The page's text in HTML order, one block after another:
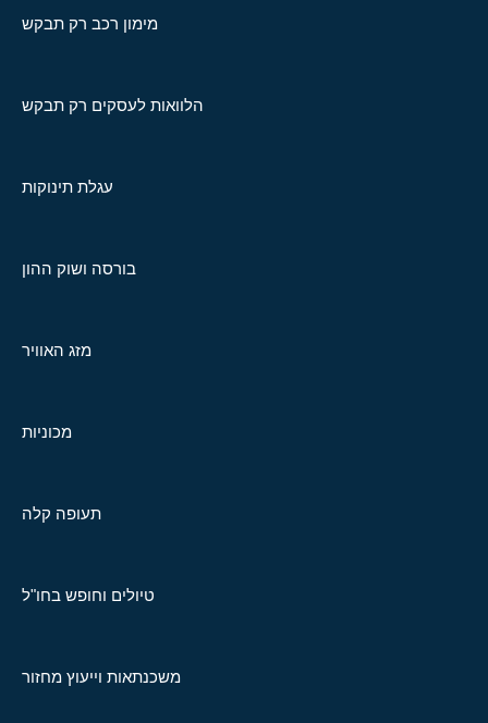
מימון רכב רק תבקש
הלוואות לעסקים רק תבקש
עגלת תינוקות
בורסה ושוק ההון
מזג האוויר
מכוניות
תעופה קלה
טיולים וחופש בחו"ל
משכנתאות וייעוץ מחזור